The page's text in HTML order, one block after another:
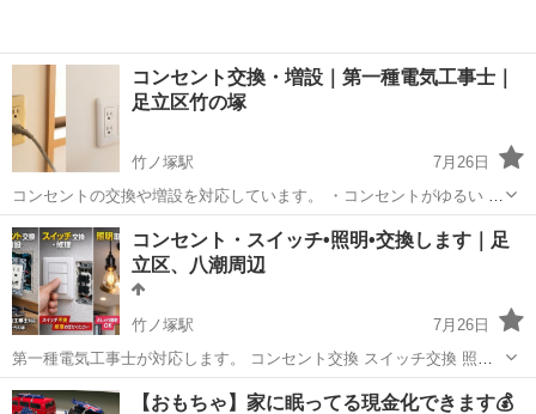
コンセント交換・増設｜第一種電気工事士｜
足立区竹の塚
竹ノ塚駅
7月26日
コンセントの交換や増設を対応しています。 ・コンセントがゆるい ・
古いコンセントを交換したい ・おしゃれなコンセントにしたい などお
気軽にご相談ください。 第一種電気工事士が対応します。 料金目安 1
箇所：4,000...
東京 足立区 竹ノ塚駅 電気工事 無料
コンセント・スイッチ•照明•交換します｜足
立区、八潮周辺
竹ノ塚駅
7月26日
第一種電気工事士が対応します。 コンセント交換 スイッチ交換 照明
器具交換などの電気工事 料金目安 1箇所：4,000円（出張費込・器具代
別） 2箇所：6,500円 3箇所：8,500円 ★4箇所目以降は、1箇所につき
東京 足立区 竹ノ塚駅 電気工事 料金
【おもちゃ】家に眠ってる現金化できます💰